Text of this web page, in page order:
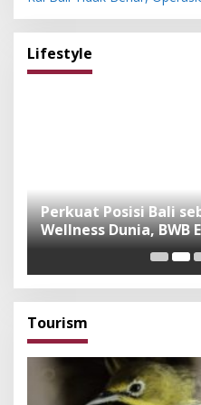
Lifestyle
Perkuat Posisi Bali
Wellness Dunia, BWB
Exhibitor Nasional
Tourism